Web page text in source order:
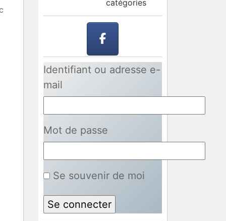
catégories
Identifiant ou adresse e-
mail
Mot de passe
Se souvenir de moi